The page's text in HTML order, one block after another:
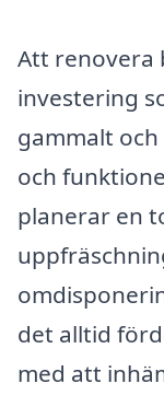
Att renovera
investering
gammalt
och
planerar en
det alltid
med att